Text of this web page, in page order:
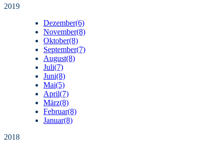
2019
Dezember(6)
November(8)
Oktober(8)
September(7)
August(8)
Juli(7)
Juni(8)
Mai(5)
April(7)
März(8)
Februar(8)
Januar(8)
2018